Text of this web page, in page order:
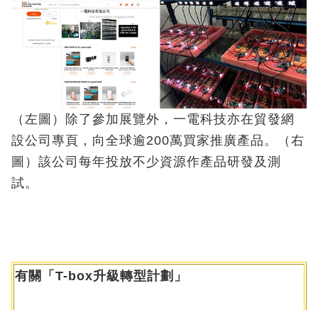
（左圖）除了參加展覽外，一電科技亦在貿發網
設公司專頁，向全球逾200萬買家推廣產品。（右
圖）該公司每年投放不少資源作產品研發及測
試。
有關「T-box升級轉型計劃」